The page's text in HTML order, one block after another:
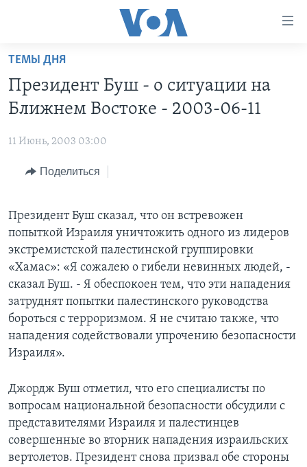
Перейти
основной
контент
навигации
поиск
ПРОГРАММЫ
НОВОСТИ ЗА МИНУТУ
ИТОГИ
ДИСКУССИЯ VOA
ДЕТАЛИ
НЬЮ-ЙОРК NEW YORK
УЧИМ АНГЛИЙСКИЙ
НАША АМЕРИКАНСКАЯ ИСТОРИЯ
АРТЕФАКТЫ
АМЕРИКАНСКИЕ ГОРОДКИ
ТЕСТЫ
ЭКСПЕРТИЗА
ИНТЕРВЬЮ
ЗА СВОБОДУ ПРЕССЫ
УЧИМ АНГЛИЙСКИЙ
ВИДЕО
ПОДПИСКА НА НОВОСТИ
Learning English
ТЕМЫ ДНЯ
Президент Буш - о ситуации на
Ближнем Востоке - 2003-06-11
11 Июнь, 2003 03:00
Поделиться
Президент Буш сказал, что он встревожен
попыткой Израиля уничтожить одного из лидеров
экстремистской палестинской группировки
«Хамас»: «Я сожалею о гибели невинных людей, -
сказал Буш. - Я обеспокоен тем, что эти нападения
затруднят попытки палестинского руководства
бороться с терроризмом. Я не считаю также, что
нападения содействовали упрочению безопасности
Израиля».
Джордж Буш отметил, что его специалисты по
вопросам национальной безопасности обсудили с
представителями Израиля и палестинцев
совершенные во вторник нападения израильских
вертолетов. Президент снова призвал обе стороны